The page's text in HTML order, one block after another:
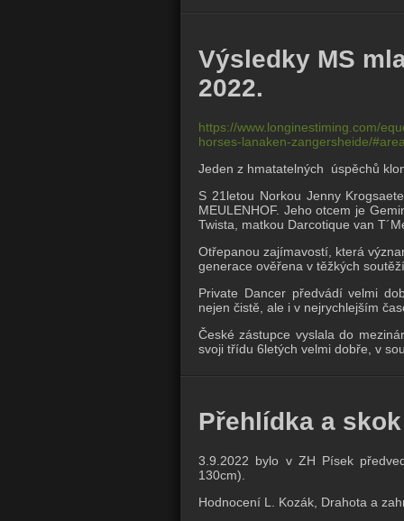
Výsledky MS
2022.
https://www.longinestiming.com/
horses-lanaken-zangersheide/
Jeden z hmatatelných úspěchů
S 21letou Norkou Jenny
MEULENHOF. Jeho otcem je
Twista, matkou Darcotique van
Otřepanou zajímavostí, která
generace ověřena v těžkých
Private Dancer předvádí velmi
nejen čistě, ale i v nejrychlejším
České zástupce vyslala do
svoji třídu 6letých velmi dobře, v
Přehlídka a
3.9.2022 bylo v ZH Písek
130cm).
Hodnocení L. Kozák, Drahota a